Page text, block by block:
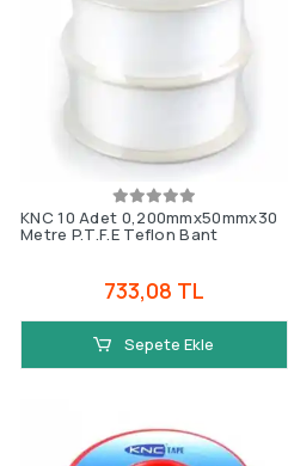
KNC 10 Adet 0,200mmx50mmx30
Metre P.T.F.E Teflon Bant
733,08 TL
Sepete Ekle